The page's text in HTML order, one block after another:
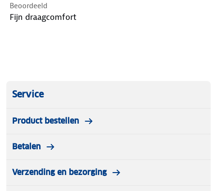
Beoordeeld
Fijn draagcomfort
Service
Product bestellen
Betalen
Verzending en bezorging